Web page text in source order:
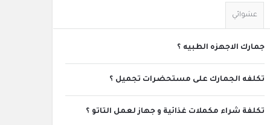
عشوائي
جمارك الاجهزه الطبيه ؟
تكلفه الجمارك على مستحضرات تجميل ؟
تكلفة شراء مكملات غذائية و جهاز لعمل التاتو ؟